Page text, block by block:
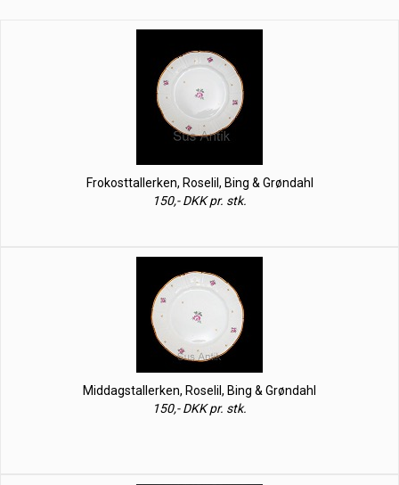
Frokosttallerken, Roselil, Bing & Grøndahl
150,- DKK pr. stk.
Middagstallerken, Roselil, Bing & Grøndahl
150,- DKK pr. stk.